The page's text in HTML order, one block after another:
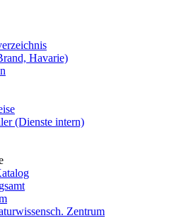
Havarie)
(Dienste intern)
Zentrum